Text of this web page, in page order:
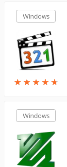
Windows
★ ★ ★ ★ ★
★ ★ ★ ★ ★
Windows